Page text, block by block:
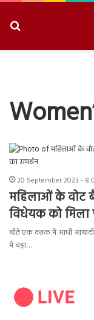
20 September 2023 -
महिलाओं के वोट
विधेयक को मिला
बीते एक दशक में आधी आबादी
में बड़ा…